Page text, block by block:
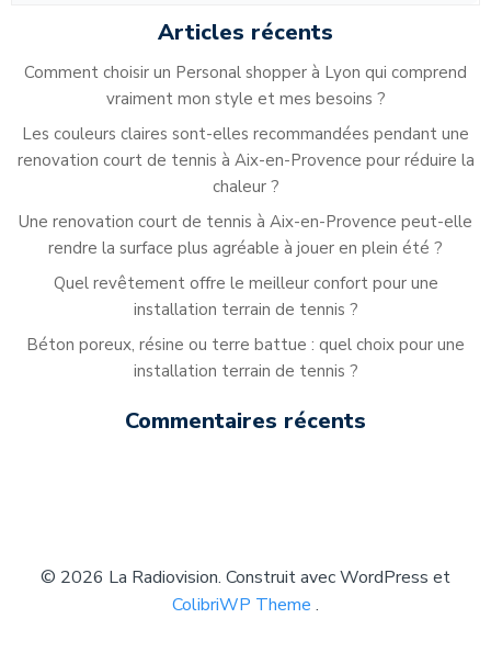
Articles récents
Comment choisir un Personal shopper à Lyon qui comprend
vraiment mon style et mes besoins ?
Les couleurs claires sont-elles recommandées pendant une
renovation court de tennis à Aix-en-Provence pour réduire la
chaleur ?
Une renovation court de tennis à Aix-en-Provence peut-elle
rendre la surface plus agréable à jouer en plein été ?
Quel revêtement offre le meilleur confort pour une
installation terrain de tennis ?
Béton poreux, résine ou terre battue : quel choix pour une
installation terrain de tennis ?
Commentaires récents
© 2026 La Radiovision. Construit avec WordPress et
ColibriWP Theme .